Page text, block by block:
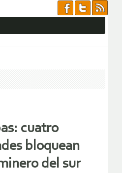
cuatro
bloquean
del sur